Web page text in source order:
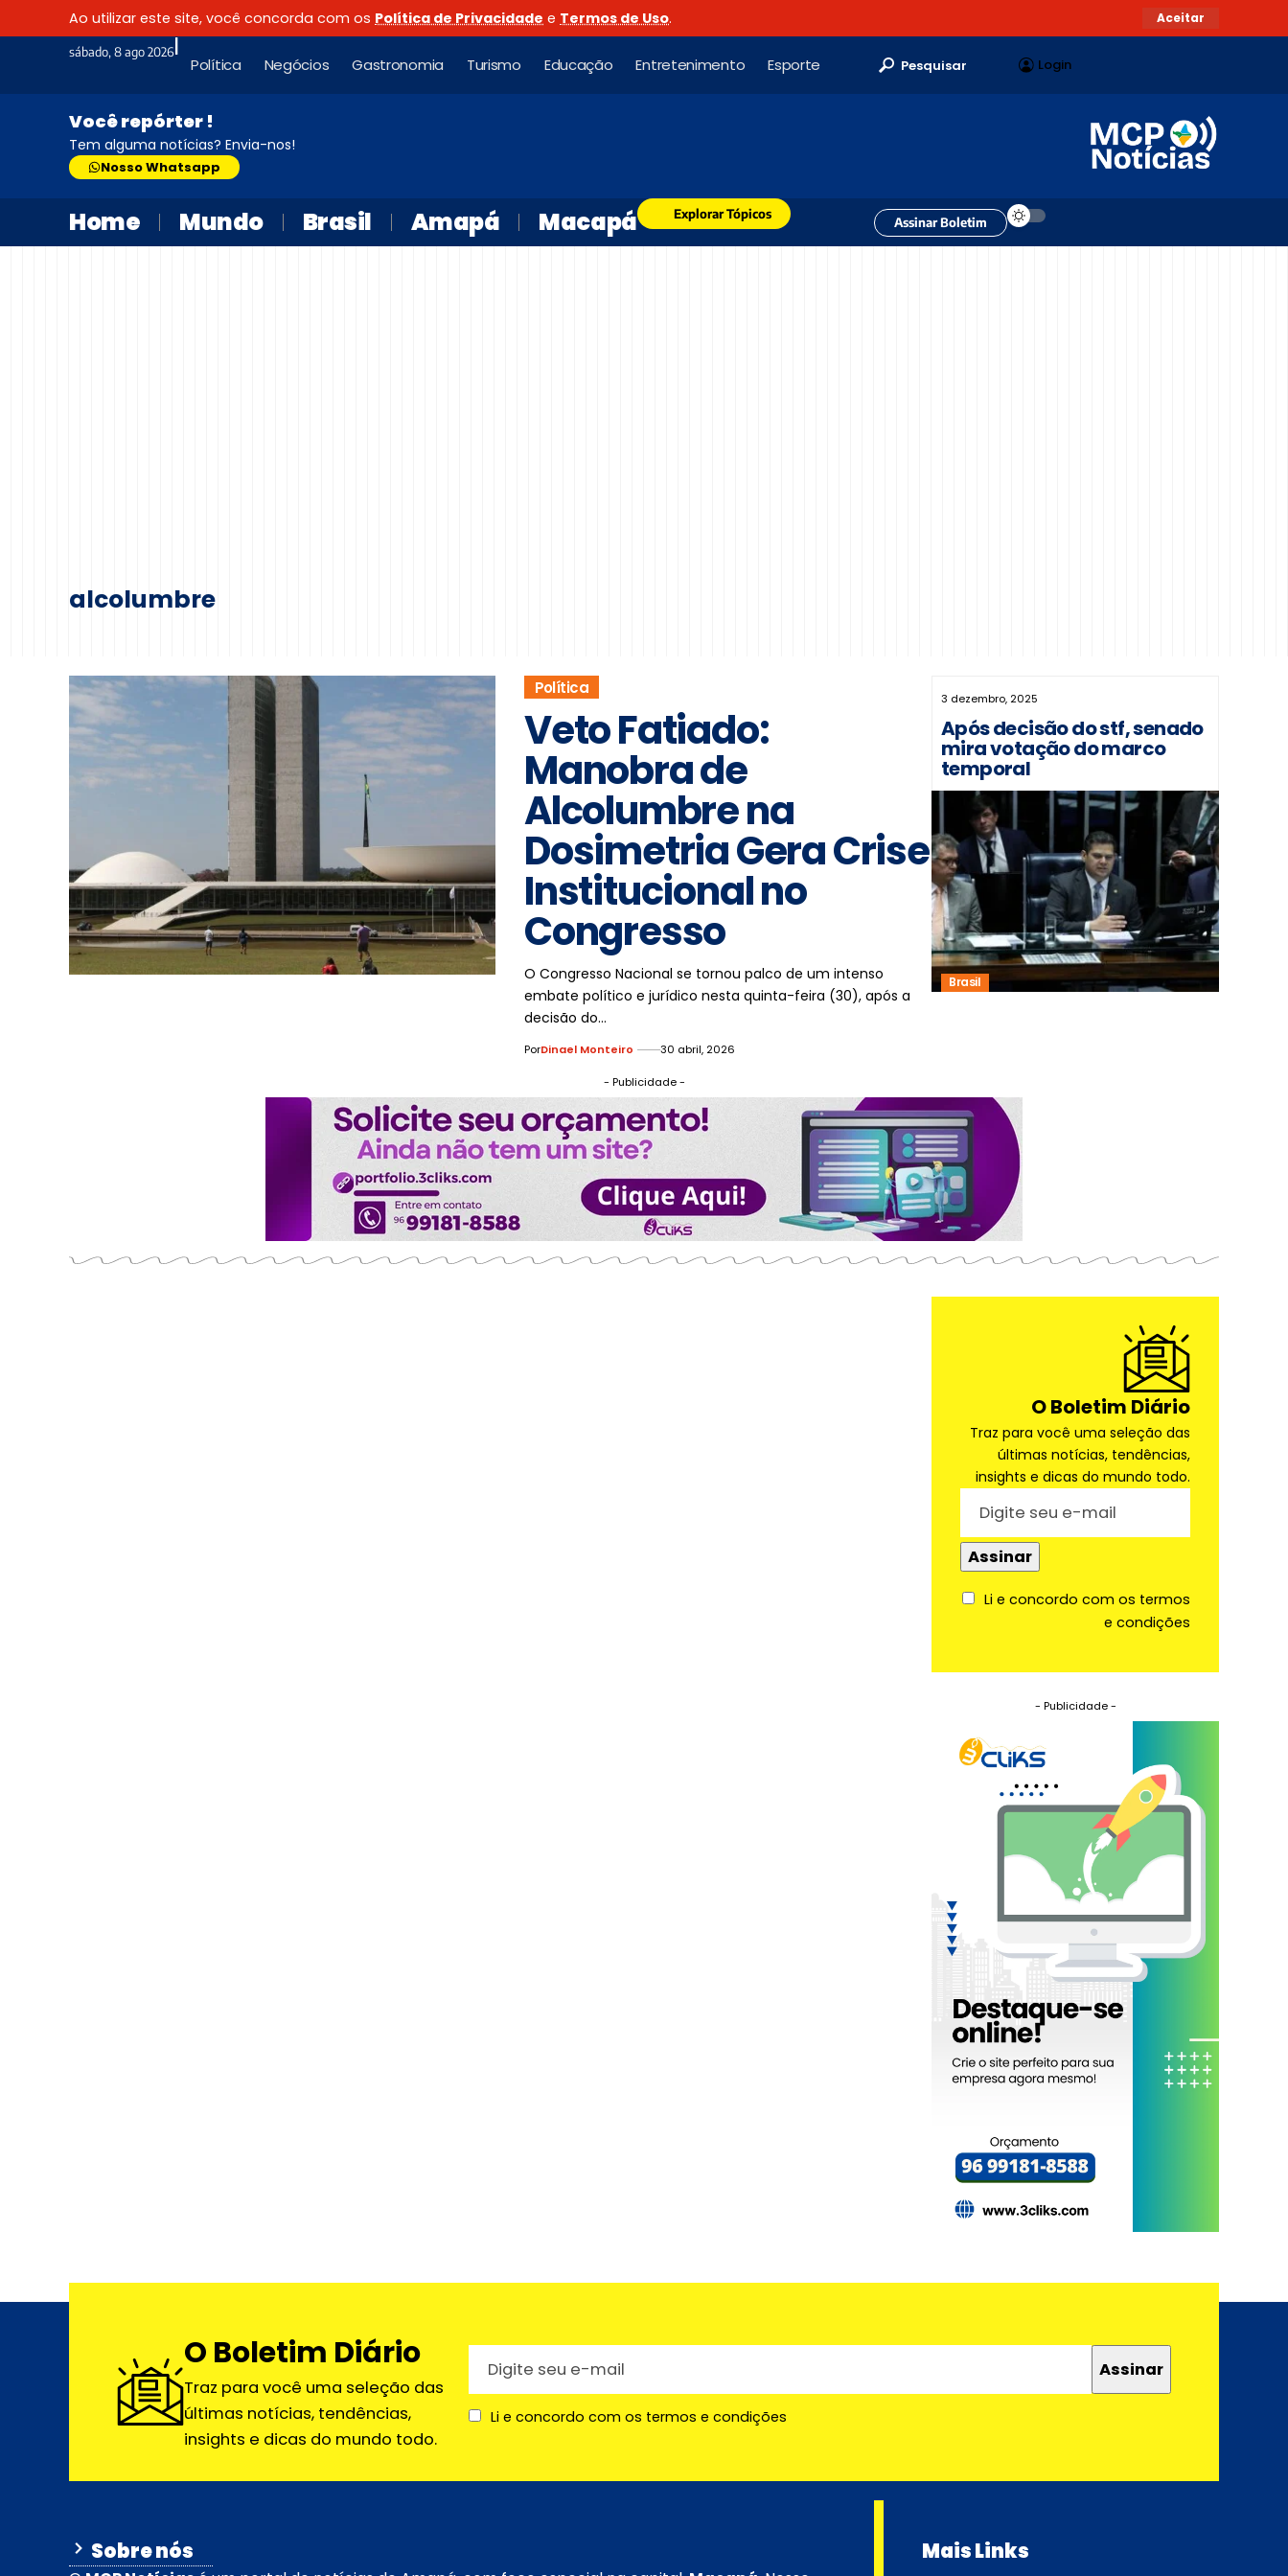
Ao utilizar este site, você concorda com os Política de Privacidade e Termos de Uso. Aceitar
sábado, 8 ago 2026|
Política Negócios Gastronomia Turismo Educação Entretenimento Esporte Pesquisar Login
Você repórter !
Tem alguma notícias? Envia-nos!
Nosso Whatsapp
Home Mundo Brasil Amapá Macapá Explorar Tópicos
Assinar Boletim
alcolumbre
Política
Veto Fatiado:
Manobra de
Alcolumbre na
Dosimetria Gera Crise
Institucional no
Congresso
O Congresso Nacional se tornou palco de um intenso
embate político e jurídico nesta quinta-feira (30), após a
decisão do…
PorDinael Monteiro 30 abril, 2026
3 dezembro, 2025
Após decisão do stf, senado
mira votação do marco
temporal
Brasil
- Publicidade -
O Boletim Diário
Traz para você uma seleção das
últimas notícias, tendências,
insights e dicas do mundo todo.
Li e concordo com os termos
e condições
- Publicidade -
O Boletim Diário
Traz para você uma seleção das
últimas notícias, tendências,
insights e dicas do mundo todo.
Li e concordo com os termos e condições
Sobre nós Mais Links